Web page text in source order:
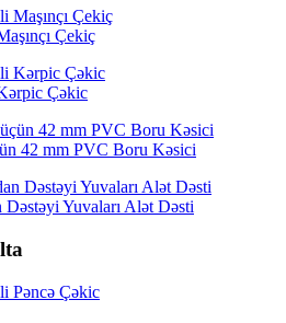
Çekiç
Çəkic
42 mm PVC Boru Kəsici
Dəstəyi Yuvaları Alət Dəsti